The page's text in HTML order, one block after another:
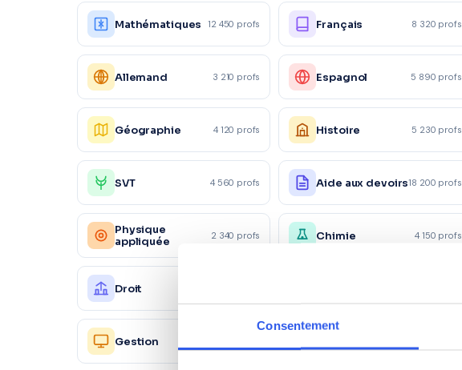
Consentement
Mathématiques 12 450 profs Français 8 320 profs
Allemand 3 210 profs Espagnol 5 890 profs
Géographie 4 120 profs Histoire 5 230 profs
SVT 4 560 profs Aide aux devoirs18 200 profs
Physique
appliquée
2 340 profs Chimie 4 150 profs
Droit
Gestion
Humaines